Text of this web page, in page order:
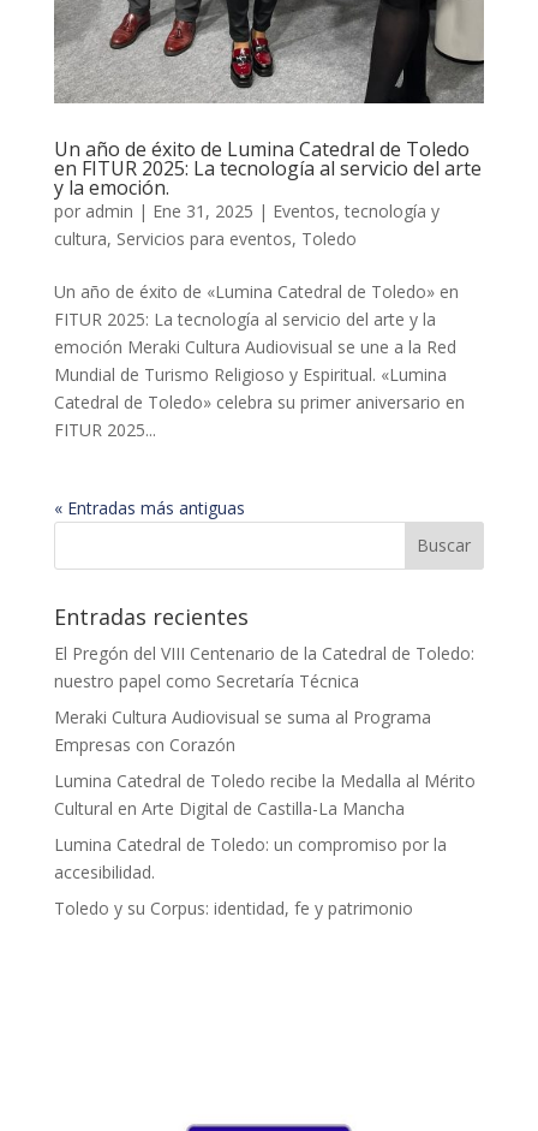
Un año de éxito de Lumina Catedral de Toledo
en FITUR 2025: La tecnología al servicio del arte
y la emoción.
por admin | Ene 31, 2025 | Eventos, tecnología y
cultura, Servicios para eventos, Toledo
Un año de éxito de «Lumina Catedral de Toledo» en
FITUR 2025: La tecnología al servicio del arte y la
emoción Meraki Cultura Audiovisual se une a la Red
Mundial de Turismo Religioso y Espiritual. «Lumina
Catedral de Toledo» celebra su primer aniversario en
FITUR 2025...
« Entradas más antiguas
Entradas recientes
El Pregón del VIII Centenario de la Catedral de Toledo:
nuestro papel como Secretaría Técnica
Meraki Cultura Audiovisual se suma al Programa
Empresas con Corazón
Lumina Catedral de Toledo recibe la Medalla al Mérito
Cultural en Arte Digital de Castilla-La Mancha
Lumina Catedral de Toledo: un compromiso por la
accesibilidad.
Toledo y su Corpus: identidad, fe y patrimonio